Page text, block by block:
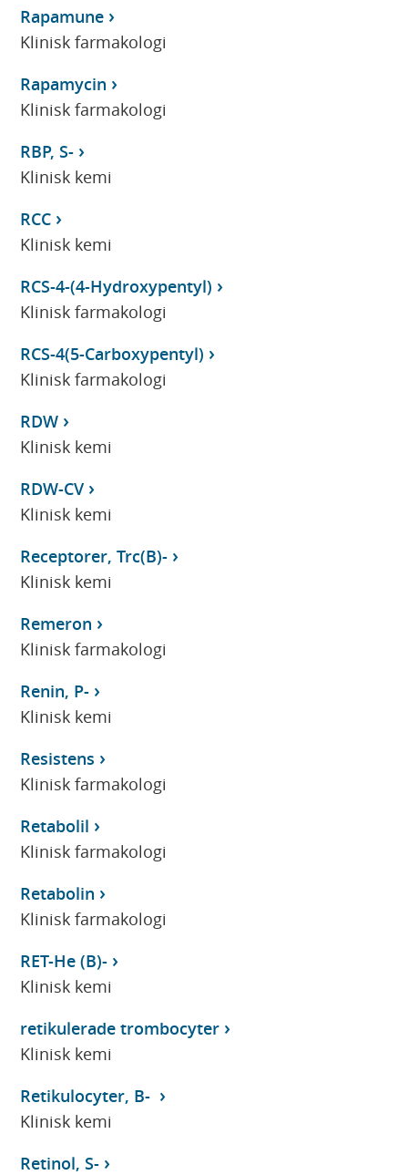
Rapamune
Klinisk farmakologi
Rapamycin
Klinisk farmakologi
RBP, S-
Klinisk kemi
RCC
Klinisk kemi
RCS-4-(4-Hydroxypentyl)
Klinisk farmakologi
RCS-4(5-Carboxypentyl)
Klinisk farmakologi
RDW
Klinisk kemi
RDW-CV
Klinisk kemi
Receptorer, Trc(B)-
Klinisk kemi
Remeron
Klinisk farmakologi
Renin, P-
Klinisk kemi
Resistens
Klinisk farmakologi
Retabolil
Klinisk farmakologi
Retabolin
Klinisk farmakologi
RET-He (B)-
Klinisk kemi
retikulerade trombocyter
Klinisk kemi
Retikulocyter, B-
Klinisk kemi
Retinol, S-